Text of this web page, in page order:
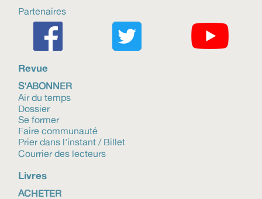
Partenaires
Revue
S'ABONNER
Air du temps
Dossier
Se former
Faire communauté
Prier dans l'instant / Billet
Courrier des lecteurs
Livres
ACHETER